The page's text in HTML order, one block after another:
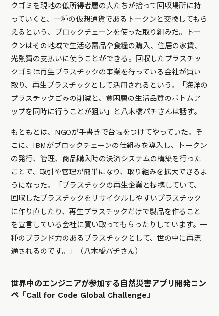
クゴミを現地の低所得者層の人たちが拾って回収場所に持
っていくと、一種の仮想通貨であるトークンと交換してもら
えるという、ブロックチェーンを使った取り組みだ。トー
クンはその地域で生活必需品や食糧の購入、住居の家賃、
光熱費の支払いに使うことができる。回収したプラスチッ
クゴミは再生プラスチックの事業を行っている会社が買い
取り、再生プラスチックとして活用されるという。「海洋の
プラスチックごみの削減と、貧困層の生活品質のボトムア
ップを同時に行うことが狙い」と八木橋パチさんは話す。
もともとは、NGOが手書きで台帳をつけてやっていた。そ
こに、IBMがブロックチェーンの仕組みを導入し、トークン
の発行、管理、商品購入時の決済システムの構築を行った
ことで、取引や管理が簡単になり、取り組みを拡大できるよ
うになった。「プラスチックの再生企業と提携していて、
回収したプラスチックをリサイクルしやすいプラスチック
に作り直したり、再生プラスチックだけで製品を作ること
を宣言している会社に買い取ってもらったりしています。一
種のブランド力のあるプラスチックとして、世の中に再流
通されるのです。」（八木橋パチさん）
世界中のエンジニアが参加する自然災害アプリ開発コン
ペ「Call for Code Global Challenge」